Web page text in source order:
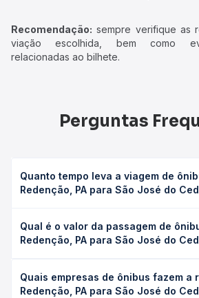
Recomendação: sempre verifique as
viação escolhida, bem como
relacionadas ao bilhete.
Perguntas
Quanto tempo leva a viagem de
Redenção, PA para São José do
Cedro, SC leva em média 0 horas,
conforme a viação, o tipo de serviço
duração exata de cada opção na data
Qual é o valor da passagem de
Redenção, PA para São José do
São José do Cedro, SC custa em
varia conforme a data da viagem, a
Quais empresas de ônibus fazem a
Redenção, PA para São José do